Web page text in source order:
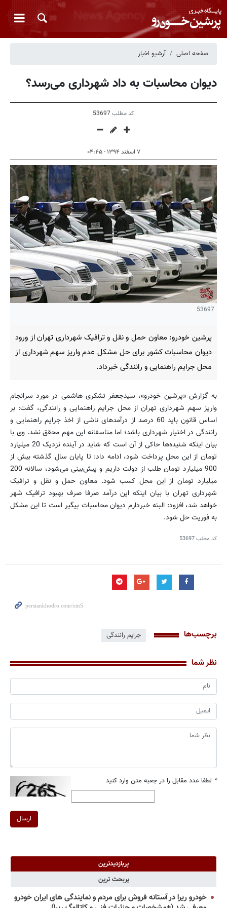
صفحه اصلی آرشیو اخبار
دیوان محاسبات به داد شهرداری می‌رسد؟
کد مطلب 53697
۷ اسفند ۱۳۹۴ - ۰۴:۴۵
53697
پرشین خودرو: معاون حمل و نقل و ترافیک شهرداری تهران از ورود
دیوان محاسبات کشور برای حل مشکل عدم واریز سهم شهرداری از
محل جرایم راهنمایی و رانندگی خبرداد.
به گزارش «پرشین خودرو»، سیدجعفر تشکری هاشمی در مورد سرانجام
واریز سهم شهرداری تهران از محل جرایم راهنمایی و رانندگی، گفت: بر
اساس قانون باید 60 درصد از درآمدهای ناشی از اخذ جرایم راهنمایی و
رانندگی در اختیار شهرداری باشد؛ اما متاسفانه این مهم محقق نشد. وی با
بیان اینکه شنیده‌ها حاکی از آن است که شاید در آینده نزدیک 20 میلیارد
تومان از این محل پرداخت شود، ادامه داد: تا پایان سال گذشته بیش از
900 میلیارد تومان طلب از دولت داریم و پیش‌بینی می‌شود، سالانه 200
میلیارد تومان از این محل کسب شود. معاون حمل و نقل و ترافیک
شهرداری تهران با بیان اینکه این درآمد صرفا صرف بهبود ترافیک شهر
خواهد شد، افزود: البته خبردارم دیوان محاسبات پیگیر است تا این مشکل
به فوریت حل شود.
کد مطلب53697
برچسب‌ها جرایم رانندگی
نظر شما
* لطفا عدد مقابل را در جعبه متن وارد کنید
ارسال
پربازدیدترین
پربحث ترین
خودرو ریرا در آستانه فروش برای مردم و نمایندگی های ایران خودرو